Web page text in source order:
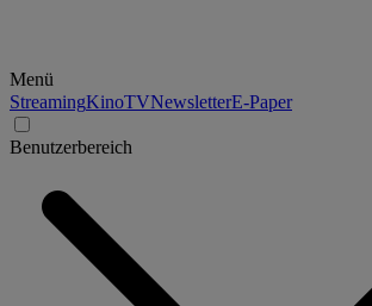
Menü
StreamingKinoTVNewsletterE-Paper
Benutzerbereich